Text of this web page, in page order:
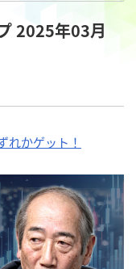
2025年03月
れかゲット！